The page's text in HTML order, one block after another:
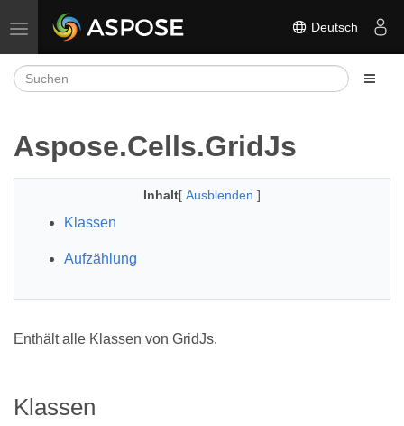
Navigation umschalten Deutsch
Aspose.Cells.GridJs
Inhalt[ Ausblenden ]
Klassen
Aufzählung
Enthält alle Klassen von GridJs.
Klassen